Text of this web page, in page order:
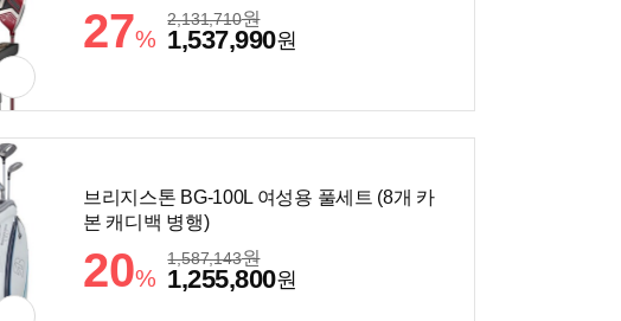
27%
2,131,710원
1,537,990원
브리지스톤 BG-100L 여성용 풀세트 (8개 카
본 캐디백 병행)
20%
1,587,143원
1,255,800원